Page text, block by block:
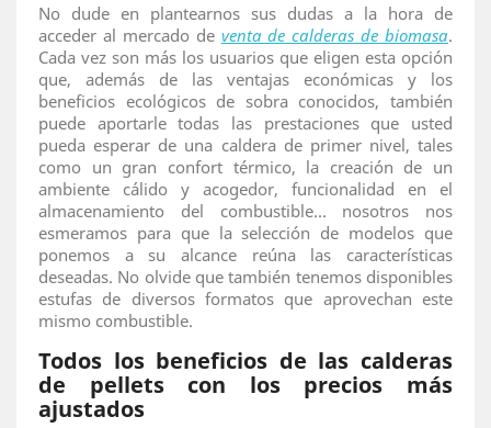
No dude en plantearnos sus dudas a la hora de
acceder al mercado de venta de calderas de biomasa.
Cada vez son más los usuarios que eligen esta opción
que, además de las ventajas económicas y los
beneficios ecológicos de sobra conocidos, también
puede aportarle todas las prestaciones que usted
pueda esperar de una caldera de primer nivel, tales
como un gran confort térmico, la creación de un
ambiente cálido y acogedor, funcionalidad en el
almacenamiento del combustible… nosotros nos
esmeramos para que la selección de modelos que
ponemos a su alcance reúna las características
deseadas. No olvide que también tenemos disponibles
estufas de diversos formatos que aprovechan este
mismo combustible.
Todos los beneficios de las calderas
de pellets con los precios más
ajustados